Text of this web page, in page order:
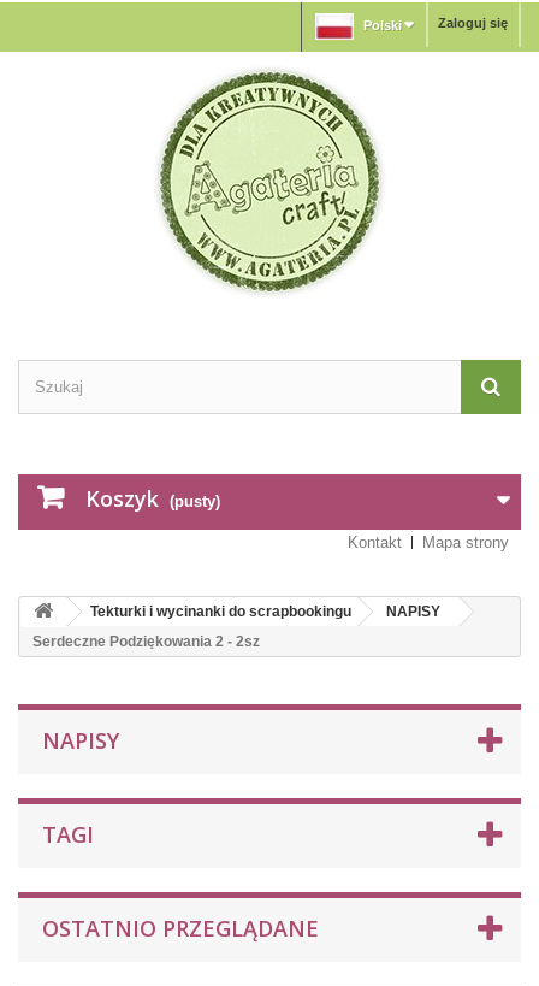
Zaloguj się
Polski
Koszyk (pusty)
Kontakt Mapa strony
Tekturki i wycinanki do scrapbookingu
NAPISY
Serdeczne Podziękowania 2 - 2sz
NAPISY
TAGI
OSTATNIO PRZEGLĄDANE